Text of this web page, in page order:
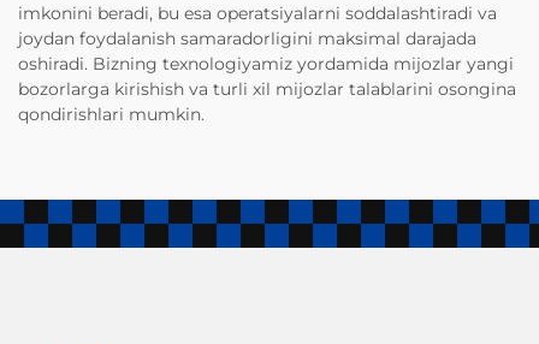
imkonini beradi, bu esa operatsiyalarni soddalashtiradi va
joydan foydalanish samaradorligini maksimal darajada
oshiradi. Bizning texnologiyamiz yordamida mijozlar yangi
bozorlarga kirishish va turli xil mijozlar talablarini osongina
qondirishlari mumkin.